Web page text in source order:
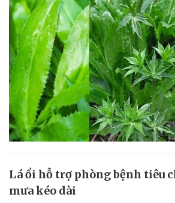
Lá ổi hỗ trợ phòng bệnh tiêu
mưa kéo dài